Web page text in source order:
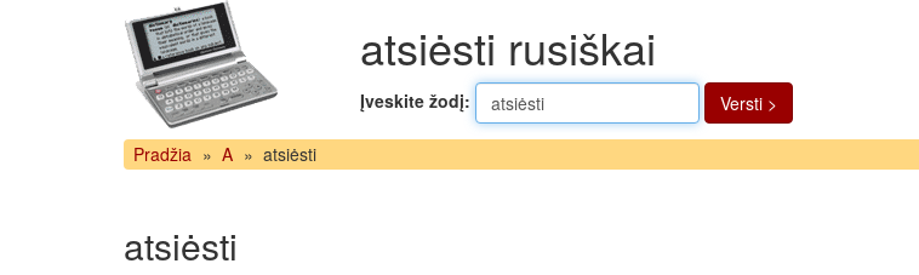
atsiėsti rusiškai
Įveskite žodį: Versti >
Pradžia » A » atsiėsti
atsiėsti